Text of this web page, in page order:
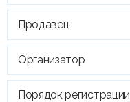
Продавец
Организатор
Порядок регистрации